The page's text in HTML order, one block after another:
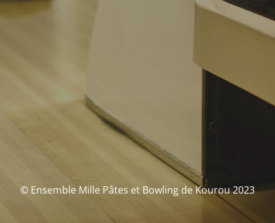
© Ensemble Mille Pâtes et Bowling de Kourou 2023